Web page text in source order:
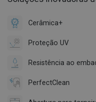
Cerâmica+
Proteção UV
Resistência ao
PerfectClean